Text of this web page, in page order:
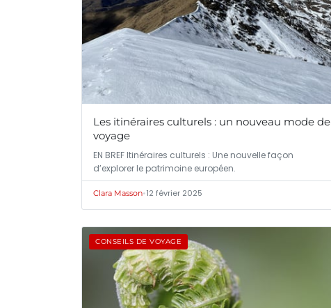
Les itinéraires culturels : un nouveau mode de
voyage
EN BREF Itinéraires culturels : Une nouvelle façon
d’explorer le patrimoine européen.
Clara Masson•12 février 2025
CONSEILS DE VOYAGE